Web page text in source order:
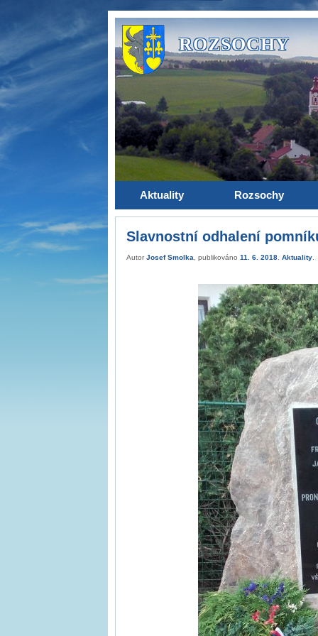
ROZSOCHY
Aktuality Rozsochy
Slavnostní odhalení
Autor Josef Smolka , publikováno 11. 6. 2018 Aktuality